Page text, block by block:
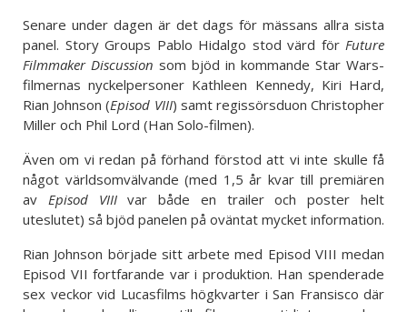
Senare under dagen är det dags för mässans allra sista
panel. Story Groups Pablo Hidalgo stod värd för Future
Filmmaker Discussion som bjöd in kommande Star Wars-
filmernas nyckelpersoner Kathleen Kennedy, Kiri Hard,
Rian Johnson (Episod VIII) samt regissörsduon Christopher
Miller och Phil Lord (Han Solo-filmen).
Även om vi redan på förhand förstod att vi inte skulle få
något världsomvälvande (med 1,5 år kvar till premiären
av Episod VIIIvar både en trailer och poster helt
uteslutet) så bjöd panelen på oväntat mycket information.
Rian Johnson började sitt arbete med Episod VIII medan
Episod VII fortfarande var i produktion. Han spenderade
sex veckor vid Lucasfilms högkvarter i San Fransisco där